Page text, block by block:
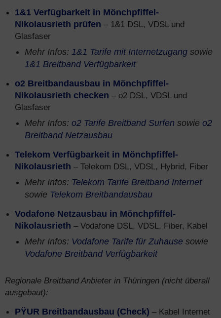
1&1 Verfügbarkeit in Mönchpfiffel-
Nikolausrieth prüfen – 1&1 DSL, VDSL und
Glasfaser
Mehr Infos: 1&1 Tarife mit Internetzugang sowie
1&1 Breitband Verfügbarkeit
o2 Breitbandausbau in Mönchpfiffel-
Nikolausrieth checken – o2 DSL, VDSL und
Glasfaser
Mehr Infos: o2 Tarife Breitband Surfen sowie o2
Breitband Netzausbau
Telekom Verfügbarkeit in Mönchpfiffel-
Nikolausrieth – Telekom DSL, VDSL, Hybrid, Fiber
Mehr Infos: Telekom Tarife Breitband Internet
sowie Telekom Breitbandausbau
Vodafone Netzausbau in Mönchpfiffel-
Nikolausrieth – Vodafone DSL, VDSL, Fiber, Kabel
Mehr Infos: Vodafone Tarife für Zuhause sowie
Vodafone Breitband Verfügbarkeit
Regionale Breitband Anbieter in Thüringen (nicht überall
ausgebaut):
PŸUR Breitbandausbau (Check) – Kabel Internet